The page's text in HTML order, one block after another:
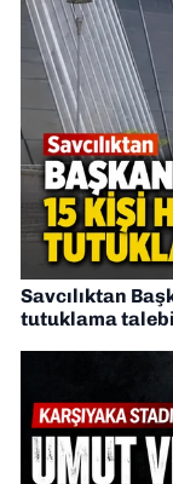
Savcılıktan
tutuklama